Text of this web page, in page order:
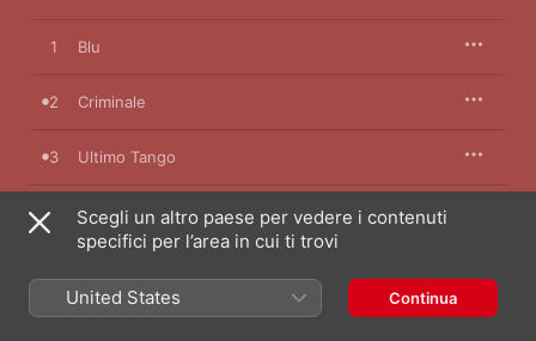
1 Blu
2 Criminale
3 Ultimo Tango
4 Mi Arrendo Per Te
6 Tutto È Più Facile
Scegli un altro paese per vedere i contenuti
specifici per l’area in cui ti trovi
United States Continua